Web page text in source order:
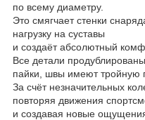
по всему диаметру.
Это смягчает стенки
нагрузку на суставы
и создаёт абсолютный
Все детали
пайки, швы имеют тройную
За счёт незначительных
повторяя движения
и создавая новые